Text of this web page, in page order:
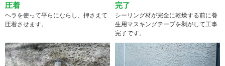
圧着
ヘラを使って平らにならし、押さえて
圧着させます。
完了
シーリング材が完全に乾燥する前に養
生用マスキングテープを剥がして工事
完了です。